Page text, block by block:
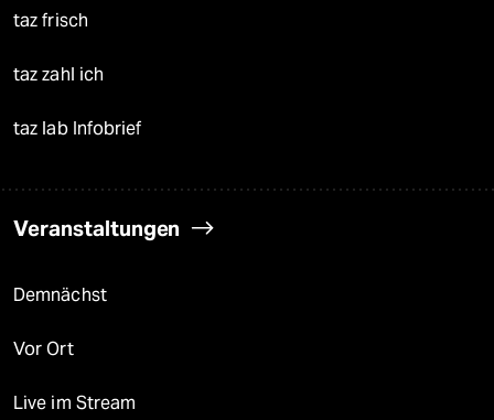
taz frisch
taz zahl ich
taz lab Infobrief
Veranstaltungen
Demnächst
Vor Ort
Live im Stream